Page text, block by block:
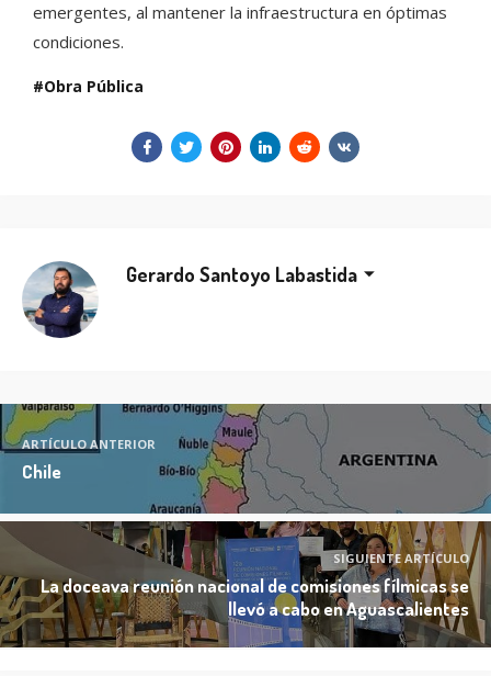
emergentes, al mantener la infraestructura en óptimas
condiciones.
Obra Pública
Gerardo Santoyo Labastida
ARTÍCULO ANTERIOR
Chile
SIGUIENTE ARTÍCULO
La doceava reunión nacional de comisiones fílmicas se
llevó a cabo en Aguascalientes